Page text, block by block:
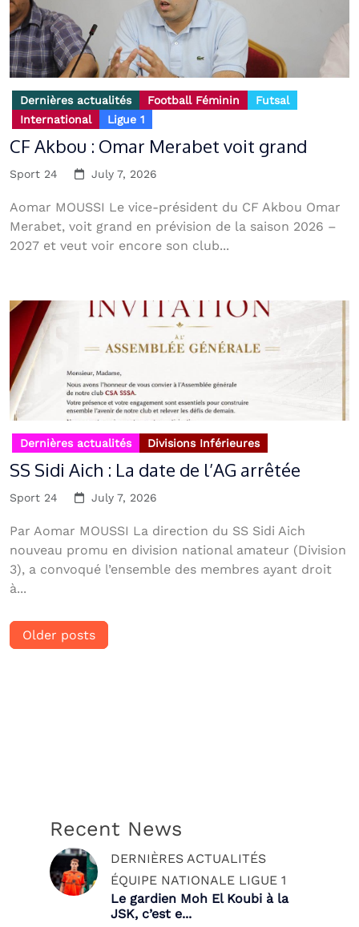
Dernières actualités Football Féminin
Futsal
International
Ligue 1
CF Akbou : Omar Merabet voit grand
Sport 24 July 7, 2026
Aomar MOUSSI Le vice-président du CF Akbou Omar
Merabet, voit grand en prévision de la saison 2026 –
2027 et veut voir encore son club...
Dernières actualités Divisions Inférieures
SS Sidi Aich : La date de l’AG arrêtée
Sport 24 July 7, 2026
Par Aomar MOUSSI La direction du SS Sidi Aich
nouveau promu en division national amateur (Division
3), a convoqué l’ensemble des membres ayant droit
à...
Posts
Older posts
Recent News
DERNIÈRES ACTUALITÉS
ÉQUIPE NATIONALE LIGUE 1
Le gardien Moh El Koubi à la
JSK, c’est e...